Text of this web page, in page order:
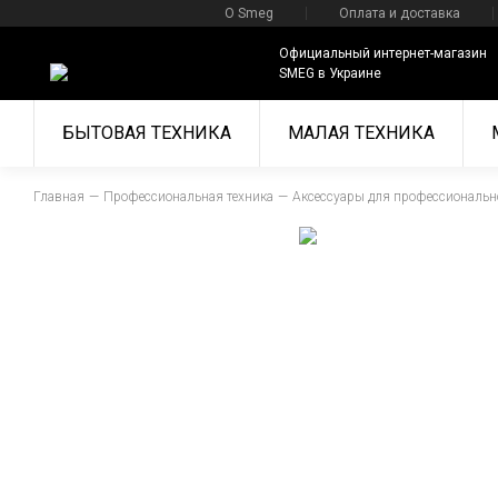
О Smeg Оплата и доставка
Официальный интернет-магазин
SMEG в Украине
БЫТОВАЯ ТЕХНИКА МАЛАЯ ТЕХНИКА
Главная Профессиональная техника Аксессуары для